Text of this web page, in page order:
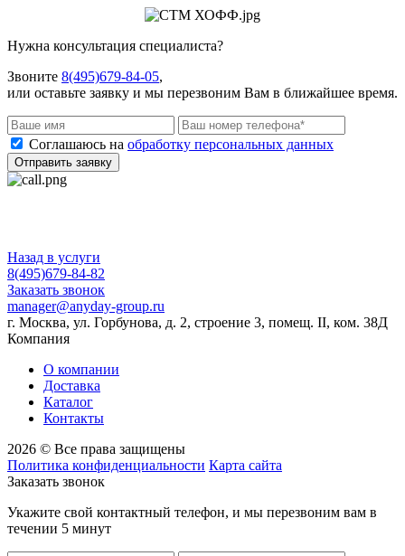
Нужна консультация специалиста?
Звоните 8(495)679-84-05,
или оставьте заявку и мы перезвоним Вам в ближайшее время.
Соглашаюсь на обработку персональных данных
Отправить заявку
Назад в услуги
8(495)679-84-82
Заказать звонок
manager@anyday-group.ru
г. Москва, ул. Горбунова, д. 2, строение 3, помещ. II, ком. 38Д
Компания
О компании
Доставка
Каталог
Контакты
2026 © Все права защищены
Политика конфиденциальности Карта сайта
Заказать звонок
Укажите свой контактный телефон, и мы перезвоним вам в
течении 5 минут